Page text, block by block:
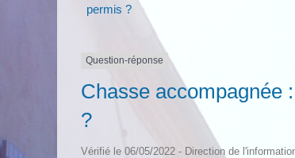
permis ?
Question-réponse
Chasse accompagnée
?
Vérifié le 06/05/2022 - Direction de